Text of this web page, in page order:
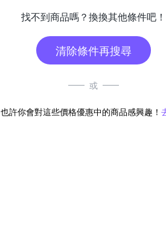
找不到商品嗎？換換其他條件吧！
清除條件再搜尋
或
也許你會對這些價格優惠中的商品感興趣！